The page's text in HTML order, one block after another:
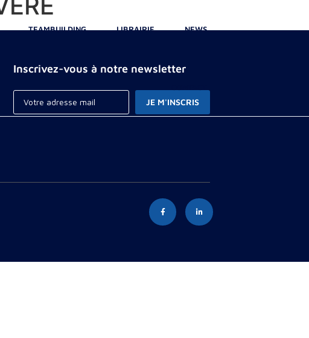
TEAMBUILDING LIBRAIRIE NEWS
Inscrivez-vous à notre newsletter
JE M'INSCRIS